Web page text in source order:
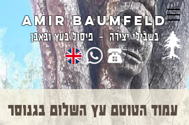
Amir Baumfeld
בשבילי יצירה - פיסול בעץ ובאבן
עמוד הטוטם עץ השלום בגנוסר